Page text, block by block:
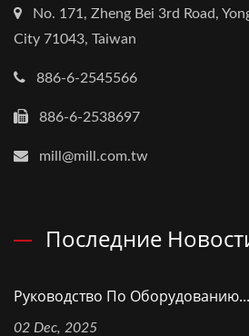
No. 171, Zheng Bei 3rd Road,
City 71043, Taiwan
886-6-2545566
886-6-2538697
mill@mill.com.tw
Последние
Руководство По Оборудованию...
02 Dec, 2025